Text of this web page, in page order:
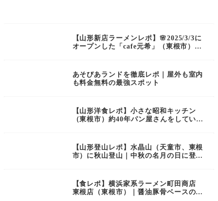
【山形新店ラーメンレポ】🌸2025/3/3に
オープンした「cafe元希」（東根市）に
あそびあランドを徹底レポ｜屋外も室内
も料金無料の最強スポット
【山形洋食レポ】小さな昭和キッチン
（東根市）約40年パン屋さんをしていた
【山形登山レポ】水晶山（天童市、東根
市）に秋山登山｜中秋の名月の日に登る
【食レポ】横浜家系ラーメン町田商店
東根店（東根市）｜醤油豚骨ベースのモ